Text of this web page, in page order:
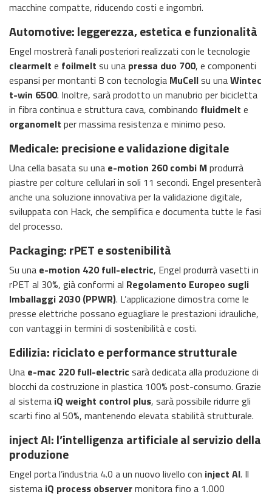
macchine compatte, riducendo costi e ingombri.
Automotive: leggerezza, estetica e funzionalità
Engel mostrerà fanali posteriori realizzati con le tecnologie
clearmelt e foilmelt su una pressa duo 700, e componenti
espansi per montanti B con tecnologia MuCellsu unaWintec
t-win 6500. Inoltre, sarà prodotto un manubrio per bicicletta
in fibra continua e struttura cava, combinando fluidmelt e
organomelt per massima resistenza e minimo peso.
Medicale: precisione e validazione digitale
Una cella basata su una e-motion 260 combi Mprodurrà
piastre per colture cellulari in soli 11 secondi. Engel presenterà
anche una soluzione innovativa per la validazione digitale,
sviluppata con Hack, che semplifica e documenta tutte le fasi
del processo.
Packaging: rPET e sostenibilità
Su una e-motion 420 full-electric, Engel produrrà vasetti in
rPET al 30%, già conformi al Regolamento Europeo sugli
Imballaggi 2030 (PPWR). L’applicazione dimostra come le
presse elettriche possano eguagliare le prestazioni idrauliche,
con vantaggi in termini di sostenibilità e costi.
Edilizia: riciclato e performance strutturale
Una e-mac 220 full-electric sarà dedicata alla produzione di
blocchi da costruzione in plastica 100% post-consumo. Grazie
al sistema iQ weight control plus, sarà possibile ridurre gli
scarti fino al 50%, mantenendo elevata stabilità strutturale.
inject AI: l’intelligenza artificiale al servizio della
produzione
Engel porta l’industria 4.0 a un nuovo livello con inject AI. Il
sistema iQ process observermonitora fino a 1.000